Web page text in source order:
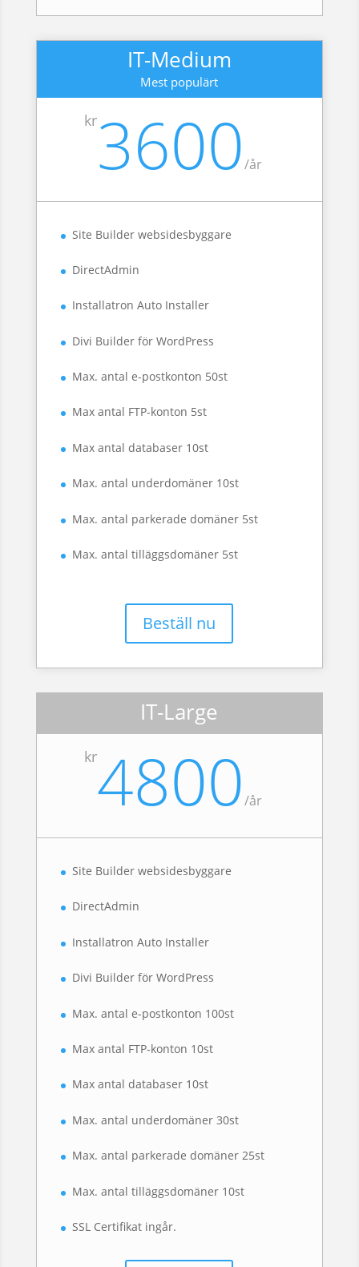
IT-Medium
Mest populärt
kr3600/år
Site Builder websidesbyggare
DirectAdmin
Installatron Auto Installer
Divi Builder för WordPress
Max. antal e-postkonton 50st
Max antal FTP-konton 5st
Max antal databaser 10st
Max. antal underdomäner 10st
Max. antal parkerade domäner 5st
Max. antal tilläggsdomäner 5st
Beställ nu
IT-Large
kr4800/år
Site Builder websidesbyggare
DirectAdmin
Installatron Auto Installer
Divi Builder för WordPress
Max. antal e-postkonton 100st
Max antal FTP-konton 10st
Max antal databaser 10st
Max. antal underdomäner 30st
Max. antal parkerade domäner 25st
Max. antal tilläggsdomäner 10st
SSL Certifikat ingår.